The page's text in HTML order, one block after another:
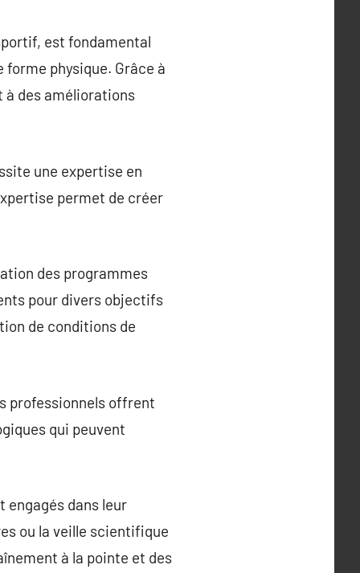
est fondamental
physique. Grâce à
à des améliorations
une expertise en
permet de créer
des programmes
pour divers objectifs
de conditions de
professionnels offrent
qui peuvent
engagés dans leur
ou la veille scientifique
à la pointe et des